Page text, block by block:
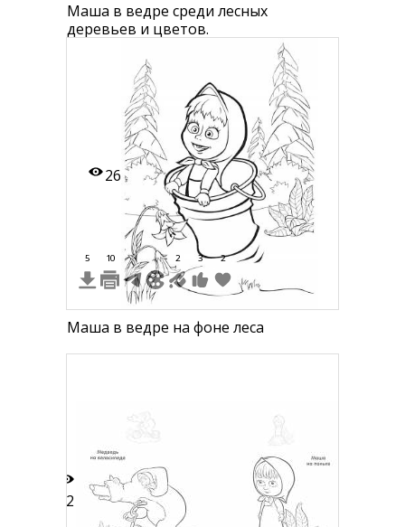
Маша в ведре среди лесных
деревьев и цветов.
26
5 10 2 3 2
Маша в ведре на фоне леса
22